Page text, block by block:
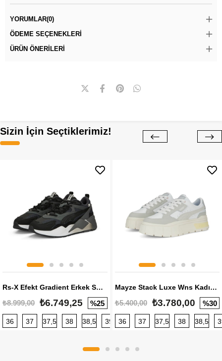
YORUMLAR(0)
ÖDEME SEÇENEKLERI
ÜRÜN ÖNERILERI
Sizin İçin Seçtiklerimiz!
Rs-X Efekt Gradient Erkek Sneaker
₺8.999,00 ₺6.749,25 %25
36 37 37,5 38 38,5 39 40 40,5 41 42 42,5
Mayze Stack Luxe Wns Kadın Sneaker
₺5.400,00 ₺3.780,00 %30
36 37 37,5 38 38,5